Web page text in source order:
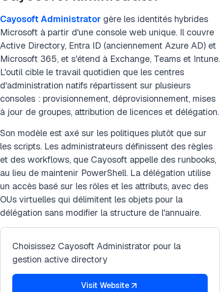
Cayosoft Administrator gère les identités hybrides
Microsoft à partir d'une console web unique. Il couvre
Active Directory, Entra ID (anciennement Azure AD) et
Microsoft 365, et s'étend à Exchange, Teams et Intune.
L'outil cible le travail quotidien que les centres
d'administration natifs répartissent sur plusieurs
consoles : provisionnement, déprovisionnement, mises
à jour de groupes, attribution de licences et délégation.
Son modèle est axé sur les politiques plutôt que sur
les scripts. Les administrateurs définissent des règles
et des workflows, que Cayosoft appelle des runbooks,
au lieu de maintenir PowerShell. La délégation utilise
un accès basé sur les rôles et les attributs, avec des
OUs virtuelles qui délimitent les objets pour la
délégation sans modifier la structure de l'annuaire.
Choisissez Cayosoft Administrator pour la
gestion active directory
Visit Website